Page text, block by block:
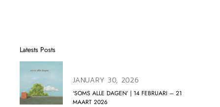
Latests Posts
JANUARY 30, 2026
‘SOMS ALLE DAGEN’ | 14 FEBRUARI – 21
MAART 2026